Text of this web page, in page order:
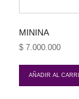
MININA
$ 7.000.000
AÑADIR AL